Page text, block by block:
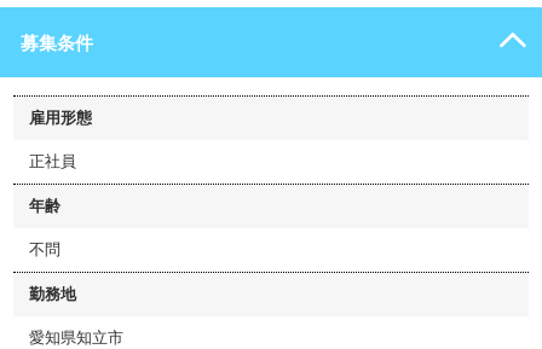
募集条件
雇用形態
正社員
年齢
不問
勤務地
愛知県知立市